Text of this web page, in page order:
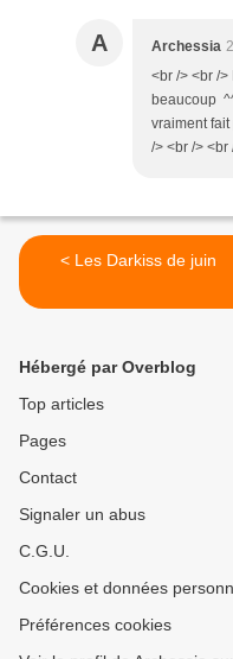
A Archessia
<br /> <br /
beaucoup
vraiment
/> <br /> <br
< Les Darkiss de juin
Hébergé par Overblog
Top articles
Pages
Contact
Signaler un abus
C.G.U.
Cookies et données
Préférences cookies